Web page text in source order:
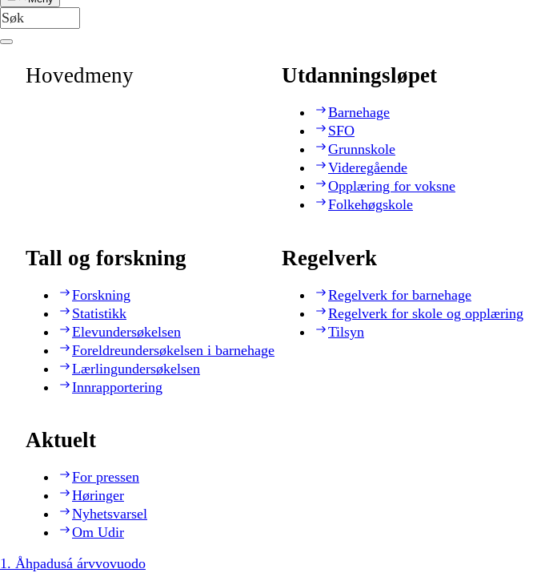
Hovedmeny Utdanningsløpet
Barnehage
SFO
Grunnskole
Videregående
Opplæring for voksne
Folkehøgskole
Tall og forskning
Forskning
Statistikk
Elevundersøkelsen
Foreldreundersøkelsen i barnehage
Lærlingundersøkelsen
Innrapportering
Regelverk
Regelverk for barnehage
Regelverk for skole og opplæring
Tilsyn
Aktuelt
For pressen
Høringer
Nyhetsvarsel
Om Udir
1. Åhpadusá árvvovuodo